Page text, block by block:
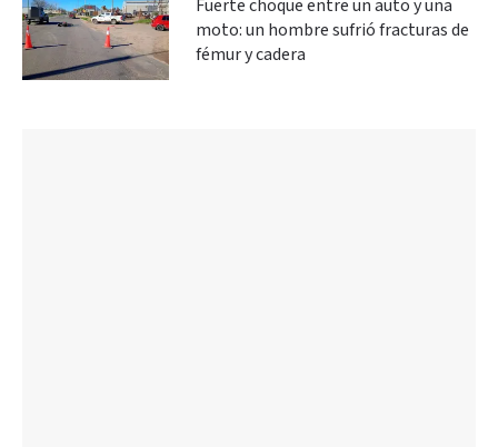
Fuerte choque entre un auto y una
moto: un hombre sufrió fracturas de
fémur y cadera